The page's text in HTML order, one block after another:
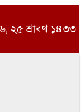
২৫ শ্রাবণ ১৪৩৩